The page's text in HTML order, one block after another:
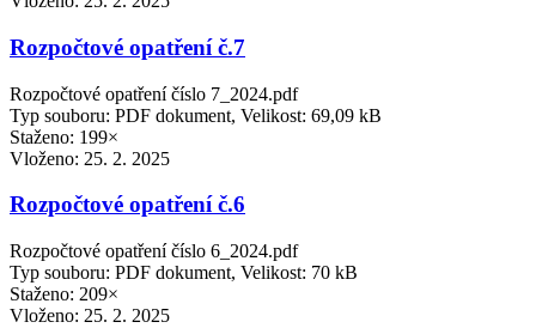
Rozpočtové opatření č.7
Rozpočtové opatření číslo 7_2024.pdf
Typ souboru: PDF dokument, Velikost: 69,09 kB
Staženo: 199×
Vloženo: 25. 2. 2025
Rozpočtové opatření č.6
Rozpočtové opatření číslo 6_2024.pdf
Typ souboru: PDF dokument, Velikost: 70 kB
Staženo: 209×
Vloženo: 25. 2. 2025